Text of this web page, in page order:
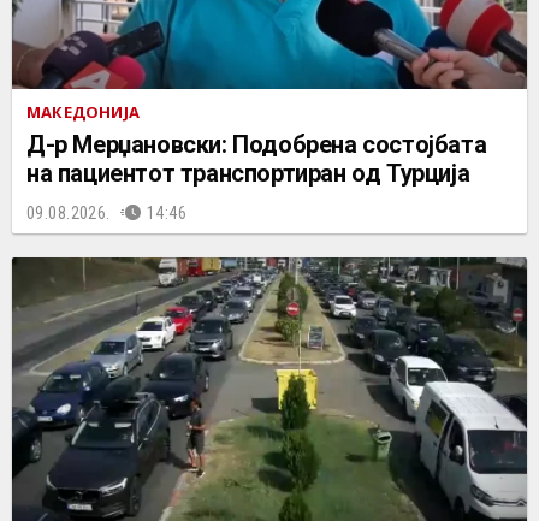
МАКЕДОНИЈА
Д-р Мерџановски: Подобрена состојбата
на пациентот транспортиран од Турција
09.08.2026. 14:46